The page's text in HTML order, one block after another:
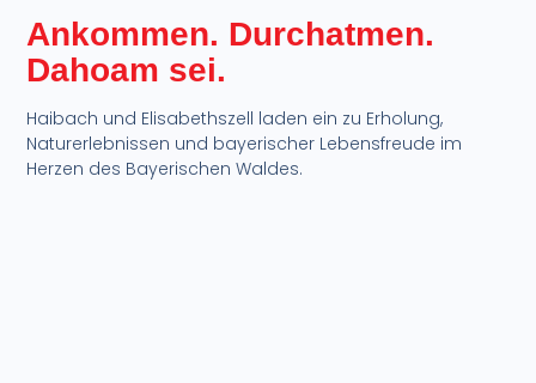
Ankommen. Durchatmen.
Dahoam sei.​
Haibach und Elisabethszell laden ein zu Erholung,
Naturerlebnissen und bayerischer Lebensfreude im
Herzen des Bayerischen Waldes.​